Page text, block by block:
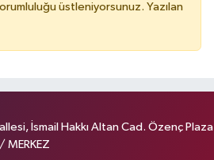
üstleniyorsunuz. Yazılan
İsmail Hakkı Altan Cad. Özenç Plaza
MERKEZ